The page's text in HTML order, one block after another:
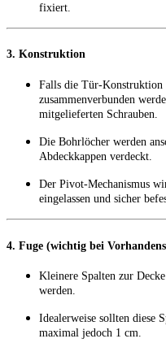
fixiert.
3. Konstruktion
Falls die Tür-Konstruktion
zusammenverbunden
mitgelieferten Schrauben.
Die Bohrlöcher werden
Abdeckkappen verdeckt.
Der Pivot-Mechanismus
eingelassen und sicher
4. Fuge (wichtig bei
Kleinere Spalten zur
werden.
Idealerweise sollten diese
maximal jedoch 1 cm.